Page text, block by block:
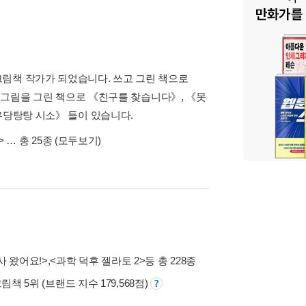
책 작가가 되었습니다. 쓰고 그린 책으로
림을 그린 책으로 《친구를 찾습니다》, 《못
탕탕 시소》 들이 있습니다.
… 총 25종 (모두보기)
왔어요!>,<과학 덕후 젤라토 2>등 총 228종
책 5위 (브랜드 지수 179,568점)